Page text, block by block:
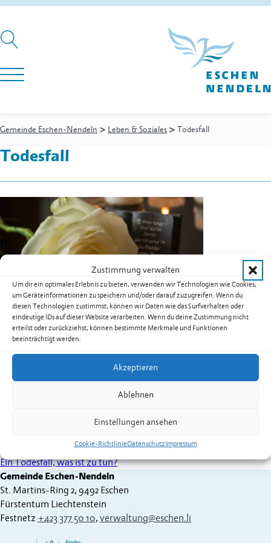
Zustimmung verwalten
Um dir ein optimales Erlebnis zu bieten, verwenden wir Technologien wie Cookies,
um Geräteinformationen zu speichern und/oder darauf zuzugreifen. Wenn du
diesen Technologien zustimmst, können wir Daten wie das Surfverhalten oder
eindeutige IDs auf dieser Website verarbeiten. Wenn du deine Zustimmung nicht
erteilst oder zurückziehst, können bestimmte Merkmale und Funktionen
beeinträchtigt werden.
Akzeptieren
Ablehnen
Einstellungen ansehen
Cookie-RichtlinieDatenschutzImpressum
Gemeinde Eschen-Nendeln > Leben & Soziales > Todesfall
Todesfall
Ein Todesfall eines nahestehenden Menschen ist ein
einschneidendes und trauriges Ereignis. Gleichzeitig gehört der
Tod zum Leben dazu. Für die schwierige Zeit kurz nach einem
Todesfall haben wir für die Angehörigen eine Hilfestellung
Angehörigen helfen, das ausserordentliche Ereignis bestmöglich
Ein Todesfall, was ist zu tun?
Gemeinde Eschen-Nendeln
St. Martins-Ring 2, 9492 Eschen
Fürstentum Liechtenstein
Festnetz +423 377 50 10, verwaltung@eschen.li